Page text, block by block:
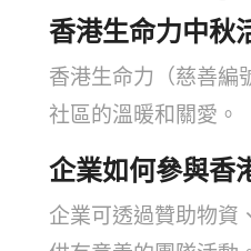
香港生命力中秋
香港生命力（慈善編
社區的溫暖和關愛。
企業如何參與香
企業可透過贊助物資